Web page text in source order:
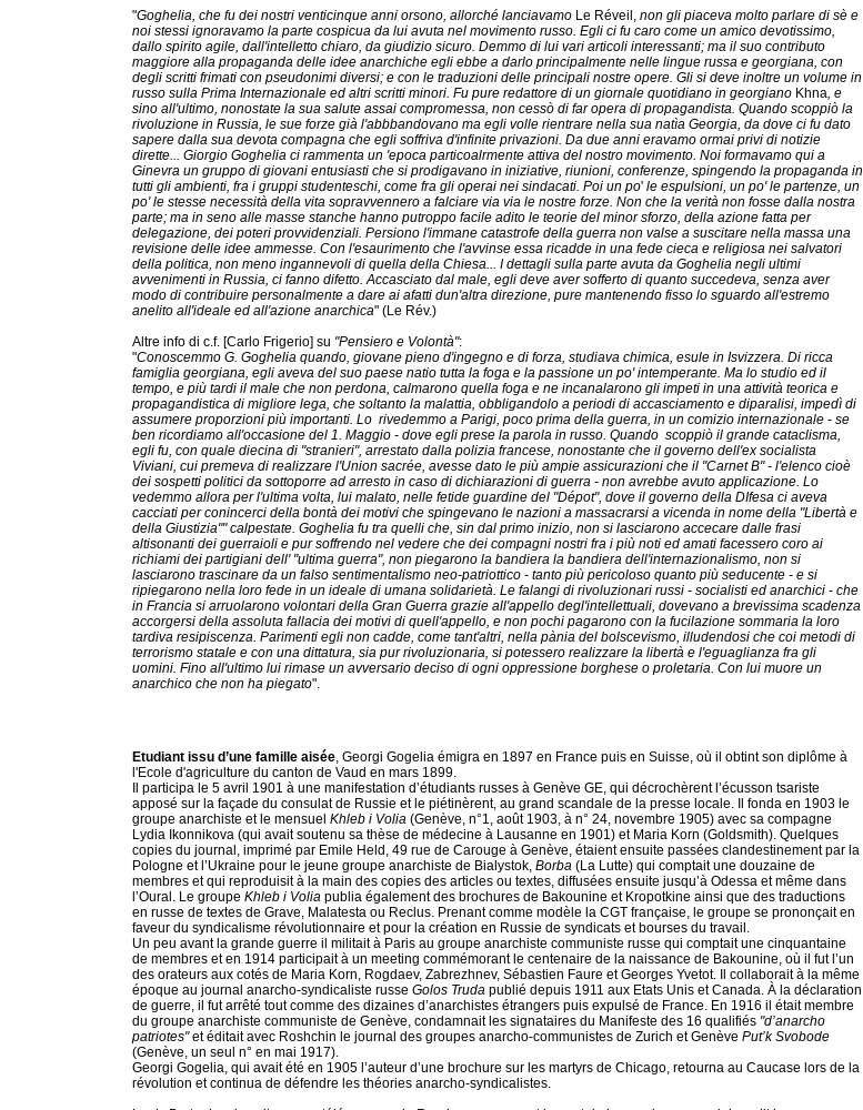
"Goghelia, che fu dei nostri venticinque anni orsono, allorché lanciavamo Le Réveil, non gli piaceva molto parlare di sè e
noi stessi ignoravamo la parte cospicua da lui avuta nel movimento russo. Egli ci fu caro come un amico devotissimo,
dallo spirito agile, dall'intelletto chiaro, da giudizio sicuro. Demmo di lui vari articoli interessanti; ma il suo contributo
maggiore alla propaganda delle idee anarchiche egli ebbe a darlo principalmente nelle lingue russa e georgiana, con
degli scritti frimati con pseudonimi diversi; e con le traduzioni delle principali nostre opere. Gli si deve inoltre un volume in
russo sulla Prima Internazionale ed altri scritti minori. Fu pure redattore di un giornale quotidiano in georgiano Khna, e
sino all'ultimo, nonostate la sua salute assai compromessa, non cessò di far opera di propagandista. Quando scoppiò la
rivoluzione in Russia, le sue forze già l'abbbandovano ma egli volle rientrare nella sua natìa Georgia, da dove ci fu dato
sapere dalla sua devota compagna che egli soffriva d'infinite privazioni. Da due anni eravamo ormai privi di notizie
dirette... Giorgio Goghelia ci rammenta un 'epoca particoalrmente attiva del nostro movimento. Noi formavamo qui a
Ginevra un gruppo di giovani entusiasti che si prodigavano in iniziative, riunioni, conferenze, spingendo la propaganda in
tutti gli ambienti, fra i gruppi studenteschi, come fra gli operai nei sindacati. Poi un po' le espulsioni, un po' le partenze, un
po' le stesse necessità della vita sopravvennero a falciare via via le nostre forze. Non che la verità non fosse dalla nostra
parte; ma in seno alle masse stanche hanno putroppo facile adito le teorie del minor sforzo, della azione fatta per
delegazione, dei poteri provvidenziali. Persiono l'immane catastrofe della guerra non valse a suscitare nella massa una
revisione delle idee ammesse. Con l'esaurimento che l'avvinse essa ricadde in una fede cieca e religiosa nei salvatori
della politica, non meno ingannevoli di quella della Chiesa... I dettagli sulla parte avuta da Goghelia negli ultimi
avvenimenti in Russia, ci fanno difetto. Accasciato dal male, egli deve aver sofferto di quanto succedeva, senza aver
modo di contribuire personalmente a dare ai afatti dun'altra direzione, pure mantenendo fisso lo sguardo all'estremo
anelito all'ideale ed all'azione anarchica" (Le Rév.)
Altre info di c.f. [Carlo Frigerio] su "Pensiero e Volontà":
"Conoscemmo G. Goghelia quando, giovane pieno d'ingegno e di forza, studiava chimica, esule in Isvizzera. Di ricca
famiglia georgiana, egli aveva del suo paese natio tutta la foga e la passione un po' intemperante. Ma lo studio ed il
tempo, e più tardi il male che non perdona, calmarono quella foga e ne incanalarono gli impeti in una attività teorica e
propagandistica di migliore lega, che soltanto la malattia, obbligandolo a periodi di accasciamento e diparalisi, impedì di
assumere proporzioni più importanti. Lo rivedemmo a Parigi, poco prima della guerra, in un comizio internazionale - se
ben ricordiamo all'occasione del 1. Maggio - dove egli prese la parola in russo. Quando scoppiò il grande cataclisma,
egli fu, con quale diecina di "stranieri", arrestato dalla polizia francese, nonostante che il governo dell'ex socialista
Viviani, cui premeva di realizzare l'Union sacrée, avesse dato le più ampie assicurazioni che il "Carnet B" - l'elenco cioè
dei sospetti politici da sottoporre ad arresto in caso di dichiarazioni di guerra - non avrebbe avuto applicazione. Lo
vedemmo allora per l'ultima volta, lui malato, nelle fetide guardine del "Dépot", dove il governo della DIfesa ci aveva
cacciati per conincerci della bontà dei motivi che spingevano le nazioni a massacrarsi a vicenda in nome della "Libertà e
della Giustizia"" calpestate. Goghelia fu tra quelli che, sin dal primo inizio, non si lasciarono accecare dalle frasi
altisonanti dei guerraioli e pur soffrendo nel vedere che dei compagni nostri fra i più noti ed amati facessero coro ai
richiami dei partigiani dell' "ultima guerra", non piegarono la bandiera la bandiera dell'internazionalismo, non si
lasciarono trascinare da un falso sentimentalismo neo-patriottico - tanto più pericoloso quanto più seducente - e si
ripiegarono nella loro fede in un ideale di umana solidarietà. Le falangi di rivoluzionari russi - socialisti ed anarchici - che
in Francia si arruolarono volontari della Gran Guerra grazie all'appello degl'intellettuali, dovevano a brevissima scadenza
accorgersi della assoluta fallacia dei motivi di quell'appello, e non pochi pagarono con la fucilazione sommaria la loro
tardiva resipiscenza. Parimenti egli non cadde, come tant'altri, nella pània del bolscevismo, illudendosi che coi metodi di
terrorismo statale e con una dittatura, sia pur rivoluzionaria, si potessero realizzare la libertà e l'eguaglianza fra gli
uomini. Fino all'ultimo lui rimase un avversario deciso di ogni oppressione borghese o proletaria. Con lui muore un
anarchico che non ha piegato".
Etudiant issu d’une famille aisée, Georgi Gogelia émigra en 1897 en France puis en Suisse, où il obtint son diplôme à
l'Ecole d'agriculture du canton de Vaud en mars 1899.
Il participa le 5 avril 1901 à une manifestation d’étudiants russes à Genève GE, qui décrochèrent l’écusson tsariste
apposé sur la façade du consulat de Russie et le piétinèrent, au grand scandale de la presse locale. Il fonda en 1903 le
groupe anarchiste et le mensuel Khleb i Volia (Genève, n°1, août 1903, à n° 24, novembre 1905) avec sa compagne
Lydia Ikonnikova (qui avait soutenu sa thèse de médecine à Lausanne en 1901) et Maria Korn (Goldsmith). Quelques
copies du journal, imprimé par Emile Held, 49 rue de Carouge à Genève, étaient ensuite passées clandestinement par la
Pologne et l’Ukraine pour le jeune groupe anarchiste de Bialystok, Borba (La Lutte) qui comptait une douzaine de
membres et qui reproduisit à la main des copies des articles ou textes, diffusées ensuite jusqu’à Odessa et même dans
l’Oural. Le groupe Khleb i Volia publia également des brochures de Bakounine et Kropotkine ainsi que des traductions
en russe de textes de Grave, Malatesta ou Reclus. Prenant comme modèle la CGT française, le groupe se prononçait en
faveur du syndicalisme révolutionnaire et pour la création en Russie de syndicats et bourses du travail.
Un peu avant la grande guerre il militait à Paris au groupe anarchiste communiste russe qui comptait une cinquantaine
de membres et en 1914 participait à un meeting commémorant le centenaire de la naissance de Bakounine, où il fut l’un
des orateurs aux cotés de Maria Korn, Rogdaev, Zabrezhnev, Sébastien Faure et Georges Yvetot. Il collaborait à la même
époque au journal anarcho-syndicaliste russe Golos Truda publié depuis 1911 aux Etats Unis et Canada. À la déclaration
de guerre, il fut arrêté tout comme des dizaines d’anarchistes étrangers puis expulsé de France. En 1916 il était membre
du groupe anarchiste communiste de Genève, condamnait les signataires du Manifeste des 16 qualifiés "d’anarcho
patriotes"et éditait avec Roshchin le journal des groupes anarcho-communistes de Zurich et Genève Put’k Svobode
(Genève, un seul n° en mai 1917).
Georgi Gogelia, qui avait été en 1905 l’auteur d’une brochure sur les martyrs de Chicago, retourna au Caucase lors de la
révolution et continua de défendre les théories anarcho-syndicalistes.